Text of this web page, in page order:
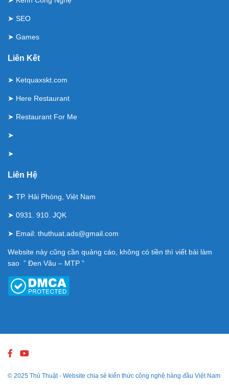
➤ SEO
➤ Games
Liên Kết
➤ Ketquaxskt.com
➤ Here Restaurant
➤ Restaurant For Me
➤
➤
Liên Hệ
➤ TP. Hải Phòng, Việt Nam
➤ 0931. 910. JQK
➤ Email: thuthuat.ads@gmail.com
Website này cũng cần quảng cáo, không có tiền thì viết bài làm
sao ” Đen Vâu – MTP ”
© 2025 Thủ Thuật- Website chia sẻ kiến thức công nghệ hàng đầu Việt Nam